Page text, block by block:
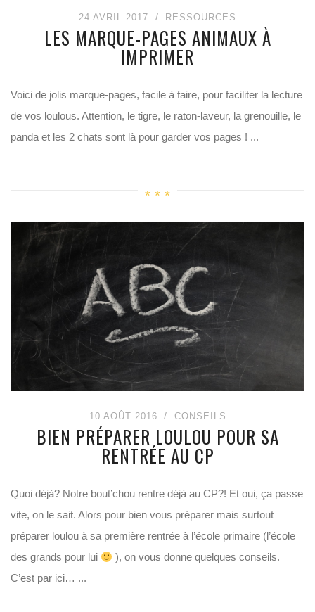
24 AVRIL 2017 RESSOURCES
LES MARQUE-PAGES ANIMAUX À
IMPRIMER
Voici de jolis marque-pages, facile à faire, pour faciliter la lecture
de vos loulous. Attention, le tigre, le raton-laveur, la grenouille, le
panda et les 2 chats sont là pour garder vos pages ! ...
10 AOÛT 2016 CONSEILS
BIEN PRÉPARER LOULOU POUR SA
RENTRÉE AU CP
Quoi déjà? Notre bout’chou rentre déjà au CP?! Et oui, ça passe
vite, on le sait. Alors pour bien vous préparer mais surtout
préparer loulou à sa première rentrée à l’école primaire (l’école
des grands pour lui
), on vous donne quelques conseils.
C’est par ici… ...